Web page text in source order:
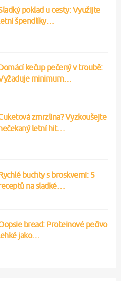
poklad u cesty: Využijte
špendlíky…
kečup pečený v troubě:
minimum…
zmrzlina? Vyzkoušejte
letní hit…
buchty s broskvemi: 5
na sladké…
bread: Proteinové pečivo
jako…